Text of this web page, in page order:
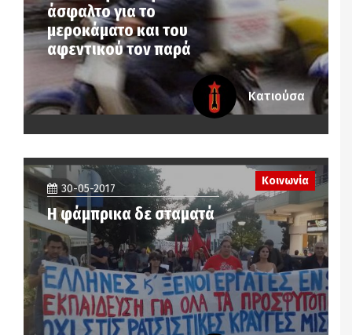
άσφαλτο για το
μεροκάματο και του
αφεντικού τον παρά
Κατιούσα
30-05-2017
Η φάμπρικα δε σταματά
Κοινωνία